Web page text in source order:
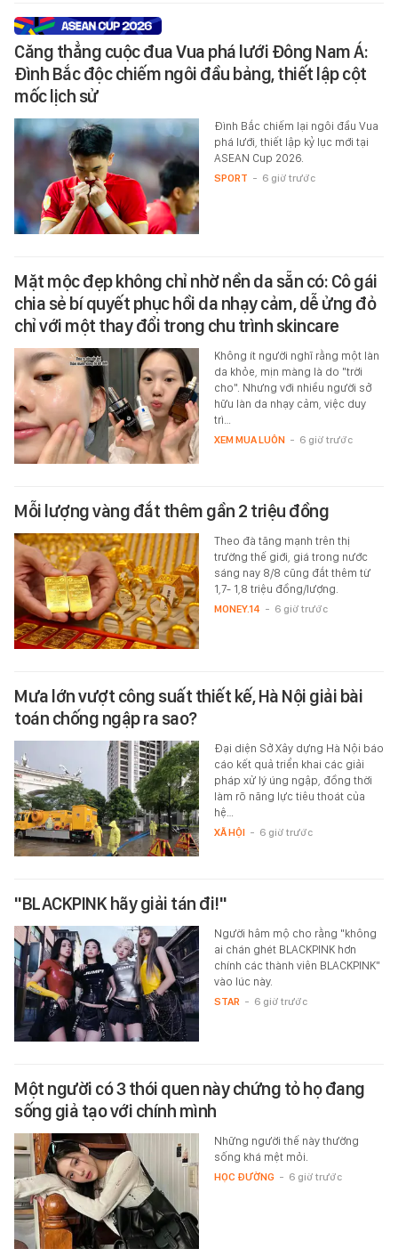
Căng thẳng cuộc đua Vua phá lưới Đông Nam Á:
Đình Bắc độc chiếm ngôi đầu bảng, thiết lập cột
mốc lịch sử
Đình Bắc chiếm lại ngôi đầu Vua
phá lưới, thiết lập kỷ lục mới tại
ASEAN Cup 2026.
SPORT - 6 giờ trước
Mặt mộc đẹp không chỉ nhờ nền da sẵn có: Cô gái
chia sẻ bí quyết phục hồi da nhạy cảm, dễ ửng đỏ
chỉ với một thay đổi trong chu trình skincare
Không ít người nghĩ rằng một làn
da khỏe, mịn màng là do "trời
cho". Nhưng với nhiều người sở
hữu làn da nhạy cảm, việc duy
trì…
XEM MUA LUÔN - 6 giờ trước
Mỗi lượng vàng đắt thêm gần 2 triệu đồng
Theo đà tăng mạnh trên thị
trường thế giới, giá trong nước
sáng nay 8/8 cũng đắt thêm từ
1,7- 1,8 triệu đồng/lượng.
MONEY.14 - 6 giờ trước
Mưa lớn vượt công suất thiết kế, Hà Nội giải bài
toán chống ngập ra sao?
Đại diện Sở Xây dựng Hà Nội báo
cáo kết quả triển khai các giải
pháp xử lý úng ngập, đồng thời
làm rõ năng lực tiêu thoát của
hệ…
XÃ HỘI - 6 giờ trước
"BLACKPINK hãy giải tán đi!"
Người hâm mộ cho rằng "không
ai chán ghét BLACKPINK hơn
chính các thành viên BLACKPINK"
vào lúc này.
STAR - 6 giờ trước
Một người có 3 thói quen này chứng tỏ họ đang
sống giả tạo với chính mình
Những người thế này thường
sống khá mệt mỏi.
HỌC ĐƯỜNG - 6 giờ trước